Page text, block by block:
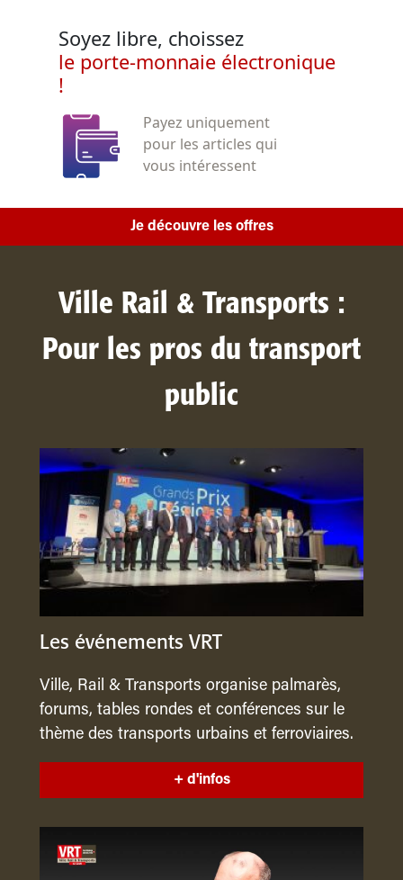
Soyez libre, choissez
le porte-monnaie électronique
!
Payez uniquement
pour les articles qui
vous intéressent
Je découvre les offres
Ville Rail & Transports :
Pour les pros du transport
public
Les événements VRT
Ville, Rail & Transports organise palmarès,
forums, tables rondes et conférences sur le
thème des transports urbains et ferroviaires.
+ d'infos